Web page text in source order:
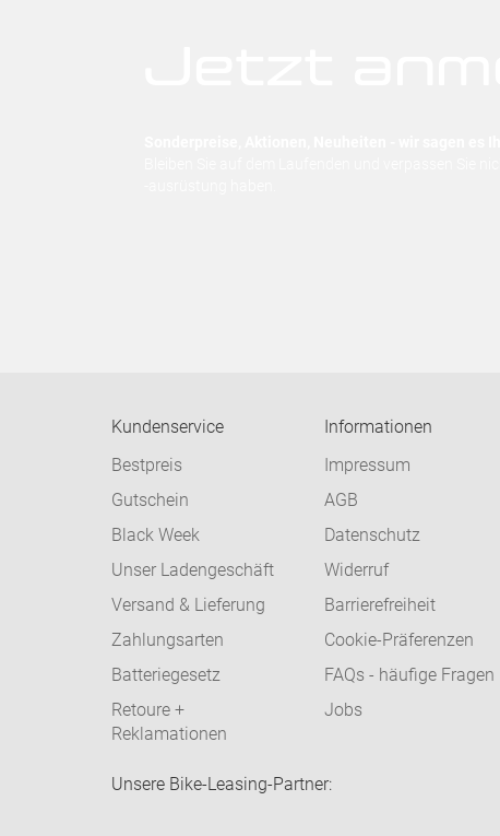
Kundenservice
Bestpreis
Gutschein
Black Week
Unser Ladengeschäft
Versand & Lieferung
Zahlungsarten
Batteriegesetz
Retoure +
Reklamationen
Informationen
Impressum
AGB
Datenschutz
Widerruf
Barrierefreiheit
Cookie-Präferenzen
FAQs - häufige Fragen
Jobs
Unsere Bike-Leasing-Partner: